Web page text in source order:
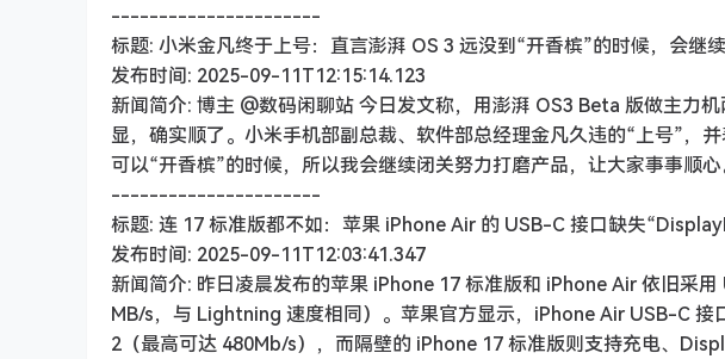
----------------------
标题: 小米金凡终于上号：直言澎湃 OS 3 远没到“开香槟”的时候，会继
发布时间: 2025-09-11T12:15:14.123
新闻简介: 博主 @数码闲聊站 今日发文称，用澎湃 OS3 Beta 版做主力
显，确实顺了。小米手机部副总裁、软件部总经理金凡久违的“上号”，
可以“开香槟”的时候，所以我会继续闭关努力打磨产品，让大家事事顺心
----------------------
标题: 连 17 标准版都不如：苹果 iPhone Air 的 USB-C 接口缺失
发布时间: 2025-09-11T12:03:41.347
新闻简介: 昨日凌晨发布的苹果 iPhone 17 标准版和 iPhone Air 依旧采
MB/s，与 Lightning 速度相同）。苹果官方显示，iPhone Air USB-C
2（最高可达 480Mb/s），而隔壁的 iPhone 17 标准版则支持充电、